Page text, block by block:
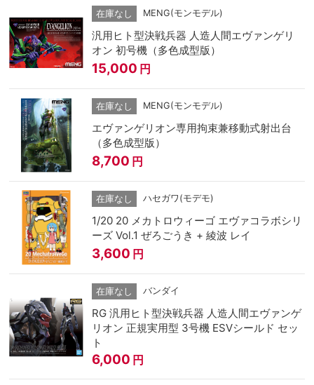
在庫なし MENG(モンモデル)
汎用ヒト型決戦兵器 人造人間エヴァンゲリ
オン 初号機（多色成型版）
15,000 円
在庫なし MENG(モンモデル)
エヴァンゲリオン専用拘束兼移動式射出台
（多色成型版）
8,700 円
在庫なし ハセガワ(モデモ)
1/20 20 メカトロウィーゴ エヴァコラボシリ
ーズ Vol.1 ぜろごうき + 綾波 レイ
3,600 円
在庫なし バンダイ
RG 汎用ヒト型決戦兵器 人造人間エヴァンゲ
リオン 正規実用型 3号機 ESVシールド セッ
ト
6,000 円